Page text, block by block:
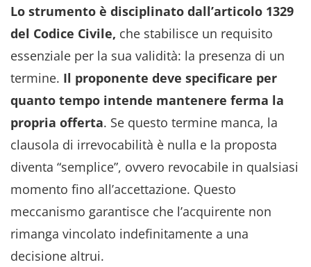
Lo strumento è disciplinato dall’articolo 1329
del Codice Civile, che stabilisce un requisito
essenziale per la sua validità: la presenza di un
termine. Il proponente deve specificare per
quanto tempo intende mantenere ferma la
propria offerta. Se questo termine manca, la
clausola di irrevocabilità è nulla e la proposta
diventa “semplice”, ovvero revocabile in qualsiasi
momento fino all’accettazione. Questo
meccanismo garantisce che l’acquirente non
rimanga vincolato indefinitamente a una
decisione altrui.